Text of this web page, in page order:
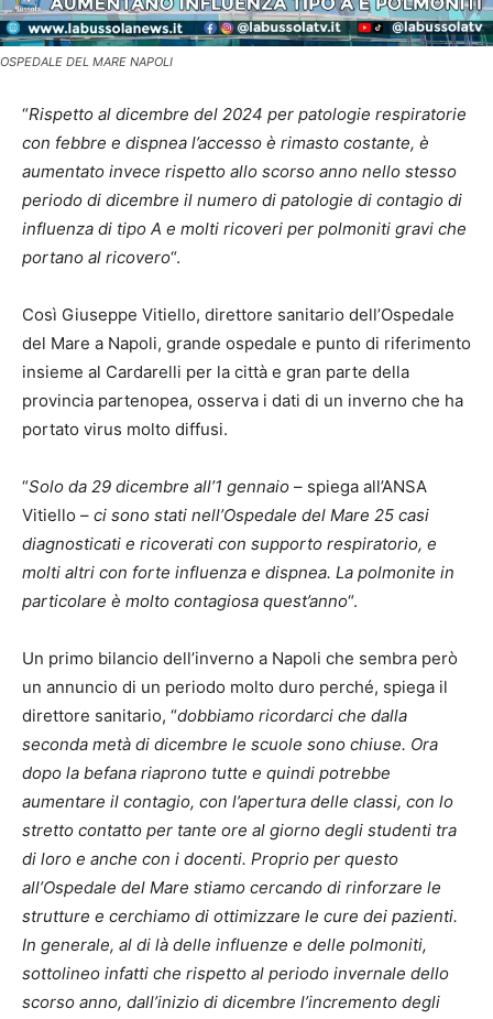
OSPEDALE DEL MARE NAPOLI
“Rispetto al dicembre del 2024 per patologie respiratorie
con febbre e dispnea l’accesso è rimasto costante, è
aumentato invece rispetto allo scorso anno nello stesso
periodo di dicembre il numero di patologie di contagio di
influenza di tipo A e molti ricoveri per polmoniti gravi che
portano al ricovero“.
Così Giuseppe Vitiello, direttore sanitario dell’Ospedale
del Mare a Napoli, grande ospedale e punto di riferimento
insieme al Cardarelli per la città e gran parte della
provincia partenopea, osserva i dati di un inverno che ha
portato virus molto diffusi.
“Solo da 29 dicembre all’1 gennaio – spiega all’ANSA
Vitiello – ci sono stati nell’Ospedale del Mare 25 casi
diagnosticati e ricoverati con supporto respiratorio, e
molti altri con forte influenza e dispnea. La polmonite in
particolare è molto contagiosa quest’anno“.
Un primo bilancio dell’inverno a Napoli che sembra però
un annuncio di un periodo molto duro perché, spiega il
direttore sanitario, “dobbiamo ricordarci che dalla
seconda metà di dicembre le scuole sono chiuse. Ora
dopo la befana riaprono tutte e quindi potrebbe
aumentare il contagio, con l’apertura delle classi, con lo
stretto contatto per tante ore al giorno degli studenti tra
di loro e anche con i docenti. Proprio per questo
all’Ospedale del Mare stiamo cercando di rinforzare le
strutture e cerchiamo di ottimizzare le cure dei pazienti.
In generale, al di là delle influenze e delle polmoniti,
sottolineo infatti che rispetto al periodo invernale dello
scorso anno, dall’inizio di dicembre l’incremento degli